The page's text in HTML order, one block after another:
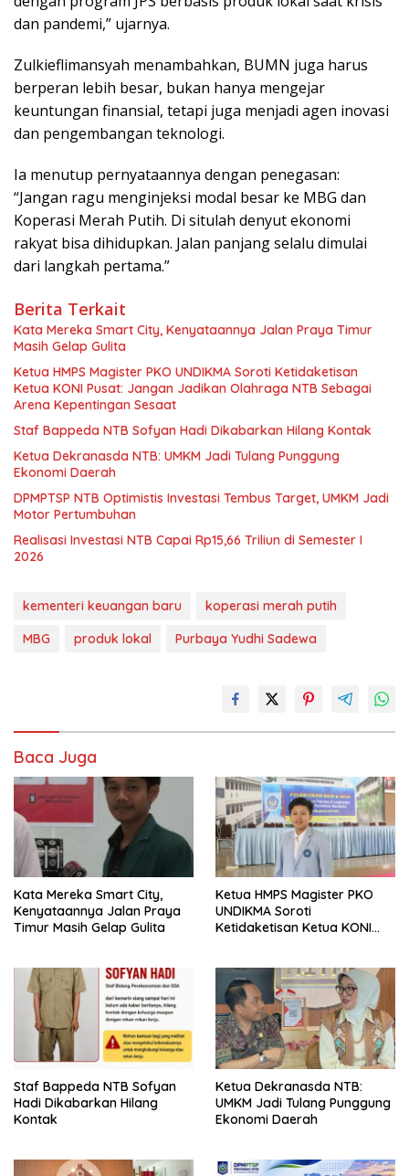
dan pandemi,” ujarnya.
Zulkieflimansyah menambahkan, BUMN juga harus
berperan lebih besar, bukan hanya mengejar
keuntungan finansial, tetapi juga menjadi agen inovasi
dan pengembangan teknologi.
Ia menutup pernyataannya dengan penegasan:
“Jangan ragu menginjeksi modal besar ke MBG dan
Koperasi Merah Putih. Di situlah denyut ekonomi
rakyat bisa dihidupkan. Jalan panjang selalu dimulai
dari langkah pertama.”
Berita Terkait
Kata Mereka Smart City, Kenyataannya Jalan Praya Timur
Masih Gelap Gulita
Ketua HMPS Magister PKO UNDIKMA Soroti Ketidaketisan
Ketua KONI Pusat: Jangan Jadikan Olahraga NTB Sebagai
Arena Kepentingan Sesaat
Staf Bappeda NTB Sofyan Hadi Dikabarkan Hilang Kontak
Ketua Dekranasda NTB: UMKM Jadi Tulang Punggung
Ekonomi Daerah
DPMPTSP NTB Optimistis Investasi Tembus Target, UMKM Jadi
Motor Pertumbuhan
Realisasi Investasi NTB Capai Rp15,66 Triliun di Semester I
2026
kementeri keuangan baru
koperasi merah putih
MBG
produk lokal Purbaya Yudhi Sadewa
Baca Juga
Kata Mereka Smart City,
Kenyataannya Jalan Praya
Timur Masih Gelap Gulita
Ketua HMPS Magister PKO
UNDIKMA Soroti
Ketidaketisan Ketua KONI
Arena Kepentingan Sesaat
Staf Bappeda NTB Sofyan
Hadi Dikabarkan Hilang
Kontak
Ketua Dekranasda NTB:
UMKM Jadi Tulang Punggung
Ekonomi Daerah